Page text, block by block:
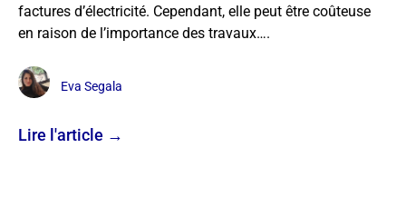
factures d’électricité. Cependant, elle peut être coûteuse
en raison de l’importance des travaux….
Eva Segala
Lire l'article →